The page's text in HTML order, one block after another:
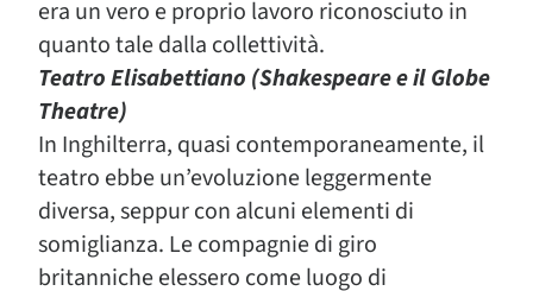
era un vero e proprio lavoro riconosciuto in
quanto tale dalla collettività.
Teatro Elisabettiano (Shakespeare e il Globe
Theatre)
In Inghilterra, quasi contemporaneamente, il
teatro ebbe un’evoluzione leggermente
diversa, seppur con alcuni elementi di
somiglianza. Le compagnie di giro
britanniche elessero come luogo di